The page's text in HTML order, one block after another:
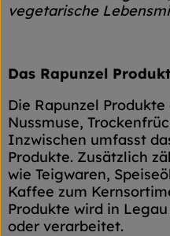
vegetarische
Das Rapunzel
Die Rapunzel
Nussmuse,
Inzwischen umfasst
Produkte. Zusätzlich
wie Teigwaren,
Kaffee zum
Produkte wird in
oder verarbeitet.